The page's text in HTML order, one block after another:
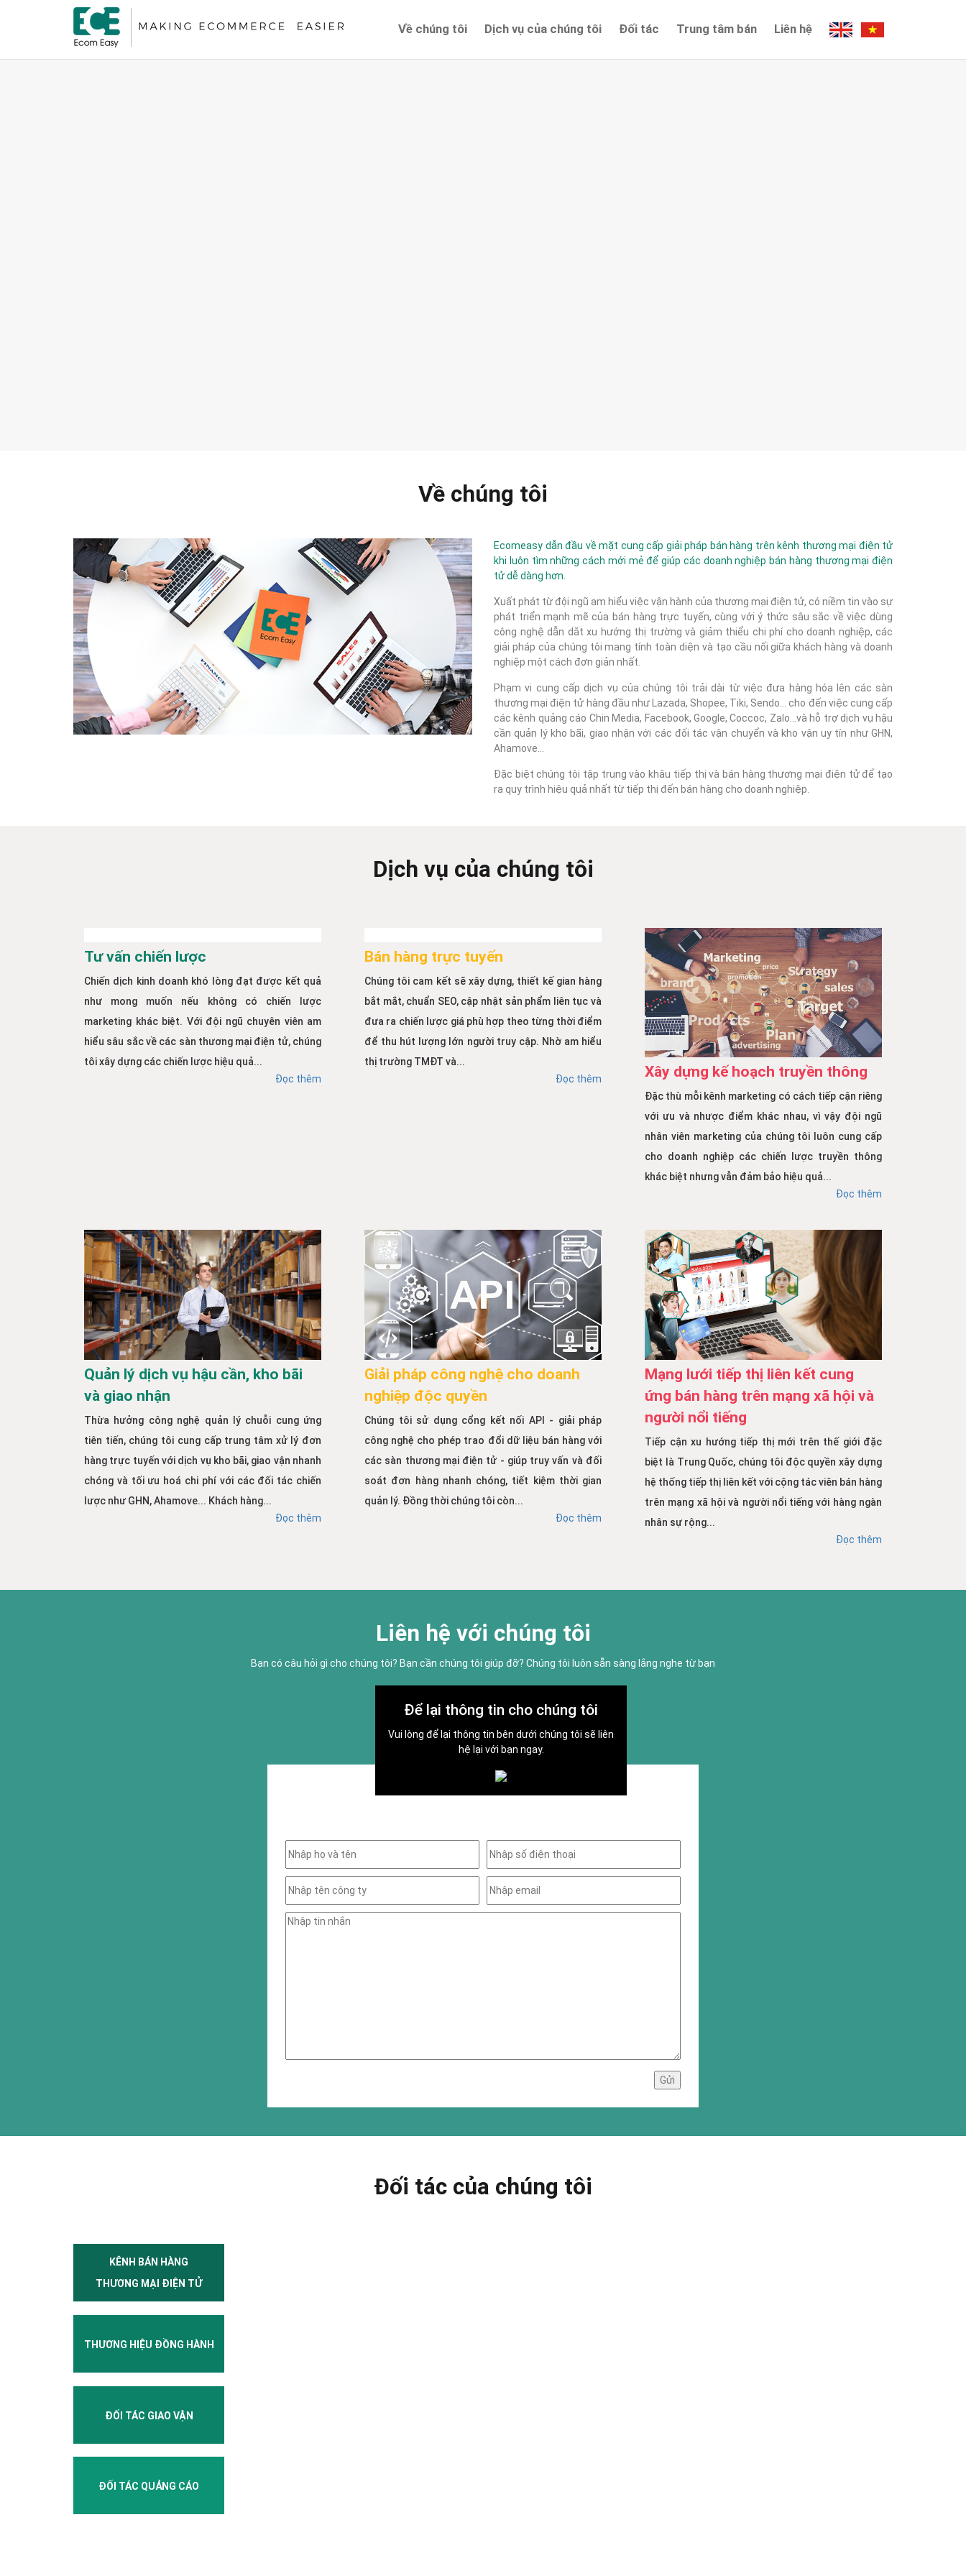
Về chúng tôi Dịch vụ của chúng tôi Đối tác Trung tâm bán Liên hệ
Về chúng tôi
Ecomeasy dẫn đầu về mặt cung cấp giải pháp bán hàng trên kênh thương mại điện tử
khi luôn tìm những cách mới mẻ để giúp các doanh nghiệp bán hàng thương mại điện
tử dễ dàng hơn.
Xuất phát từ đội ngũ am hiểu việc vận hành của thương mại điện tử, có niềm tin vào sự
phát triển mạnh mẽ của bán hàng trực tuyến, cùng với ý thức sâu sắc về việc dùng
công nghệ dẫn dắt xu hướng thị trường và giảm thiểu chi phí cho doanh nghiệp, các
giải pháp của chúng tôi mang tính toàn diện và tạo cầu nối giữa khách hàng và doanh
nghiệp một cách đơn giản nhất.
Phạm vi cung cấp dịch vụ của chúng tôi trải dài từ việc đưa hàng hóa lên các sàn
thương mại điện tử hàng đầu như Lazada, Shopee, Tiki, Sendo... cho đến việc cung cấp
các kênh quảng cáo Chin Media, Facebook, Google, Coccoc, Zalo...và hỗ trợ dịch vụ hậu
cần quản lý kho bãi, giao nhận với các đối tác vận chuyển và kho vận uy tín như GHN,
Ahamove...
Đặc biệt chúng tôi tập trung vào khâu tiếp thị và bán hàng thương mại điện tử để tạo
ra quy trình hiệu quả nhất từ tiếp thị đến bán hàng cho doanh nghiệp.
Dịch vụ của chúng tôi
Tư vấn chiến lược
Chiến dịch kinh doanh khó lòng đạt được kết quả
như mong muốn nếu không có chiến lược
marketing khác biệt. Với đội ngũ chuyên viên am
hiểu sâu sắc về các sàn thương mại điện tử, chúng
tôi xây dựng các chiến lược hiệu quả...
Đọc thêm
Bán hàng trực tuyến
Chúng tôi cam kết sẽ xây dựng, thiết kế gian hàng
bắt mắt, chuẩn SEO, cập nhật sản phẩm liên tục và
đưa ra chiến lược giá phù hợp theo từng thời điểm
để thu hút lượng lớn người truy cập. Nhờ am hiểu
thị trường TMĐT và...
Đọc thêm
Xây dựng kế hoạch truyền thông
Đặc thù mỗi kênh marketing có cách tiếp cận riêng
với ưu và nhược điểm khác nhau, vì vậy đội ngũ
nhân viên marketing của chúng tôi luôn cung cấp
cho doanh nghiệp các chiến lược truyền thông
khác biệt nhưng vẫn đảm bảo hiệu quả...
Đọc thêm
Quản lý dịch vụ hậu cần, kho bãi
và giao nhận
Thừa hưởng công nghệ quản lý chuỗi cung ứng
tiên tiến, chúng tôi cung cấp trung tâm xử lý đơn
hàng trực tuyến với dịch vụ kho bãi, giao vận nhanh
chóng và tối ưu hoá chi phí với các đối tác chiến
lược như GHN, Ahamove... Khách hàng...
Đọc thêm
Giải pháp công nghệ cho doanh
nghiệp độc quyền
Chúng tôi sử dụng cổng kết nối API - giải pháp
công nghệ cho phép trao đổi dữ liệu bán hàng với
các sàn thương mại điện tử - giúp truy vấn và đối
soát đơn hàng nhanh chóng, tiết kiệm thời gian
quản lý. Đồng thời chúng tôi còn...
Đọc thêm
Mạng lưới tiếp thị liên kết cung
ứng bán hàng trên mạng xã hội và
người nổi tiếng
Tiếp cận xu hướng tiếp thị mới trên thế giới đặc
biệt là Trung Quốc, chúng tôi độc quyền xây dựng
hệ thống tiếp thị liên kết với cộng tác viên bán hàng
trên mạng xã hội và người nổi tiếng với hàng ngàn
nhân sự rộng...
Đọc thêm
Liên hệ với chúng tôi
Bạn có câu hỏi gì cho chúng tôi? Bạn cần chúng tôi giúp đỡ? Chúng tôi luôn sẵn sàng lắng nghe từ bạn
Để lại thông tin cho chúng tôi
Vui lòng để lại thông tin bên dưới chúng tôi sẽ liên
hệ lại với bạn ngay.
Đối tác của chúng tôi
KÊNH BÁN HÀNG
THƯƠNG MẠI ĐIỆN TỬ
THƯƠNG HIỆU ĐỒNG HÀNH
ĐỐI TÁC GIAO VẬN
ĐỐI TÁC QUẢNG CÁO